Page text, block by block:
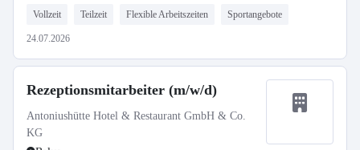
Vollzeit Teilzeit Flexible Arbeitszeiten Sportangebote
24.07.2026
Rezeptionsmitarbeiter (m/w/d)
Antoniushütte Hotel & Restaurant GmbH & Co.
KG